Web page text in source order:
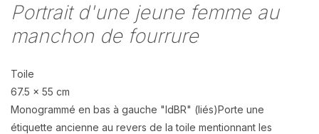
Portrait d'une jeune femme au
manchon de fourrure
Toile
67.5 x 55 cm
Monogrammé en bas à gauche "IdBR" (liés)Porte une
étiquette ancienne au revers de la toile mentionnant les